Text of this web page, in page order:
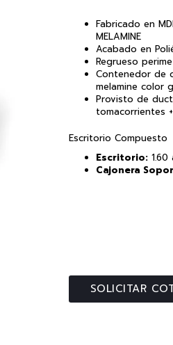
Fabricado en
MELAMINE
Acabado en
Regrueso
Contenedor de
melamine color
Provisto de
tomacorrientes
Escritorio Compuesto
Escritorio: 1.60
Cajonera
SOLICITAR